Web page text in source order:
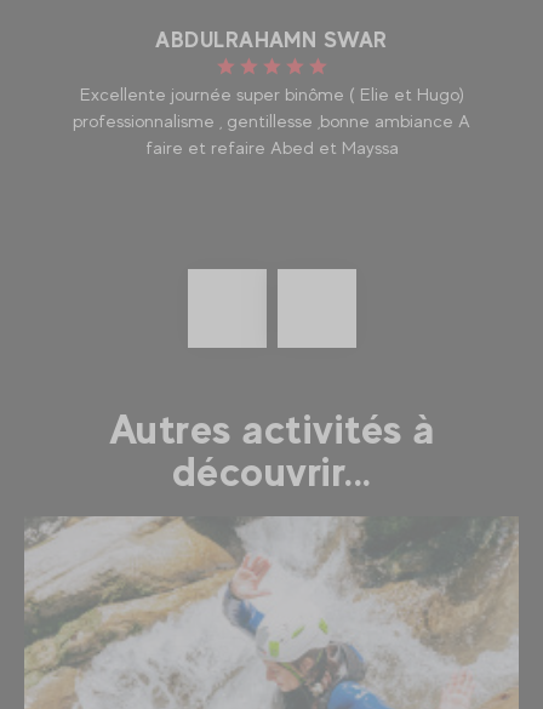
ABDULRAHAMN SWAR
Excellente journée super binôme ( Elie et Hugo)
professionnalisme , gentillesse ,bonne ambiance A
faire et refaire Abed et Mayssa
Autres activités à
découvrir...